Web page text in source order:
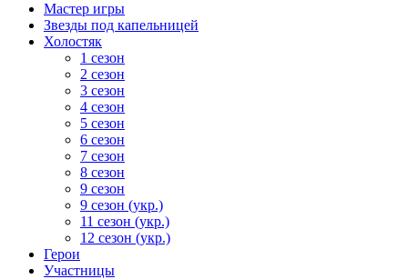
Мастер игры
Звезды под капельницей
Холостяк
1 сезон
2 сезон
3 сезон
4 сезон
5 сезон
6 сезон
7 сезон
8 сезон
9 сезон
9 сезон (укр.)
11 сезон (укр.)
12 сезон (укр.)
Герои
Участницы